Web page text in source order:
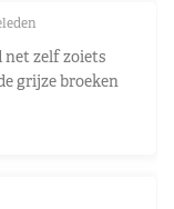
net zelf zoiets
grijze broeken